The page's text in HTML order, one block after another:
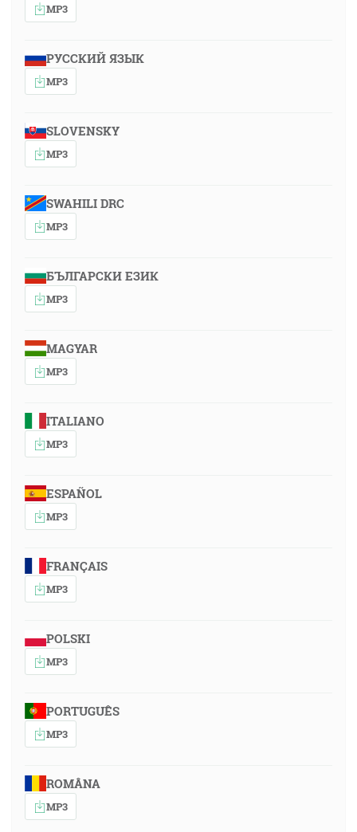
MP3
РУССКИЙ ЯЗЫК
MP3
SLOVENSKY
MP3
SWAHILI DRC
MP3
БЪЛГАРСКИ ЕЗИК
MP3
MAGYAR
MP3
ITALIANO
MP3
ESPAÑOL
MP3
FRANÇAIS
MP3
POLSKI
MP3
PORTUGUÊS
MP3
ROMÂNA
MP3